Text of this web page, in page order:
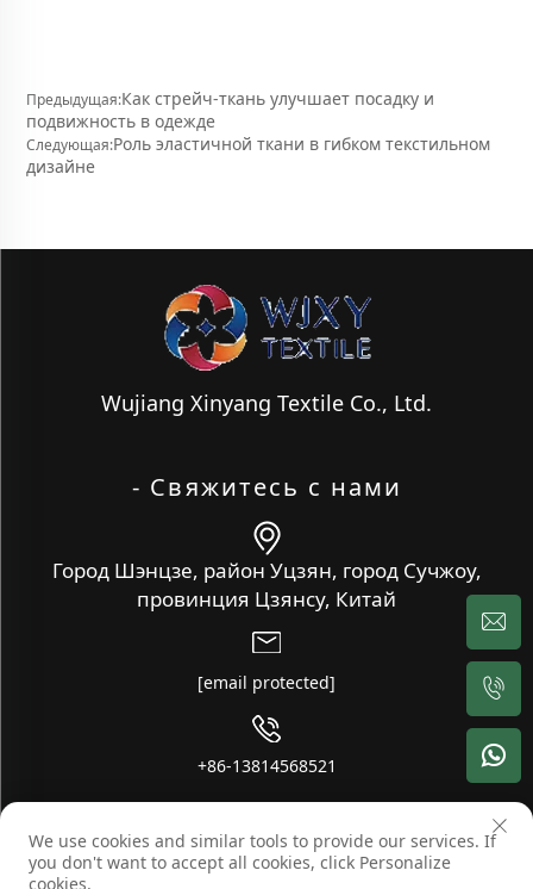
Предыдущая:Как стрейч-ткань улучшает посадку и
подвижность в одежде
Следующая:Роль эластичной ткани в гибком текстильном
дизайне
Wujiang Xinyang Textile Co., Ltd.
- Свяжитесь с нами
Город Шэнцзе, район Уцзян, город Сучжоу,
провинция Цзянсу, Китай
[email protected]
+86-13814568521
Copyright © Wujiang Xinyang Textile Co., Ltd. Все права
защищены -
- Политика конфиденциальности
We use cookies and similar tools to provide our services. If
you don't want to accept all cookies, click Personalize
cookies.